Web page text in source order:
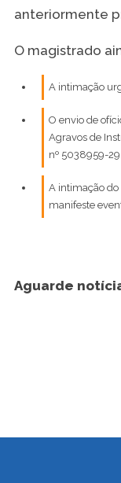
anteriormente
O magistrado
A intimação
O envio de
Agravos de
nº 5038959-
A intimação
manifeste
Aguarde